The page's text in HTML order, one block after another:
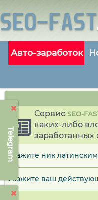
Telegram
Авто-заработок
Сервис SEO-
каких-либо
заработанных
Укажите ник
Укажите ваш